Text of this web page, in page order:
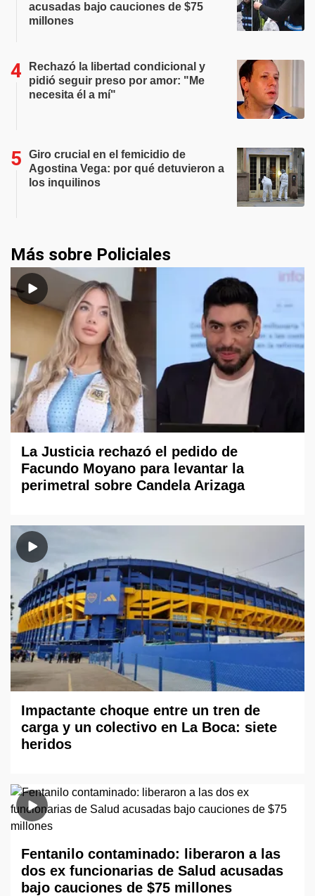
acusadas bajo cauciones de $75
millones
Rechazó la libertad condicional y
pidió seguir preso por amor: "Me
necesita él a mí"
Giro crucial en el femicidio de
Agostina Vega: por qué detuvieron a
los inquilinos
Más sobre Policiales
La Justicia rechazó el pedido de
Facundo Moyano para levantar la
perimetral sobre Candela Arizaga
Impactante choque entre un tren de
carga y un colectivo en La Boca: siete
heridos
Fentanilo contaminado: liberaron a las
dos ex funcionarias de Salud acusadas
bajo cauciones de $75 millones